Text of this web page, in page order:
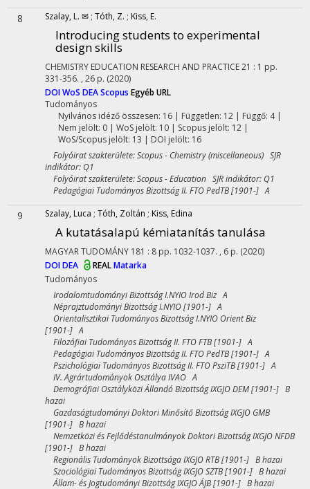
8 Szalay, L. ✉ ; Tóth, Z. ; Kiss, E.
Introducing students to experimental
design skills
CHEMISTRY EDUCATION RESEARCH AND PRACTICE21 : 1 pp.
331-356. , 26 p. (2020)
DOIWoS DEAScopus Egyéb URL
Tudományos
Nyilvános idéző összesen: 16| Független: 12 | Függő: 4 |
Nem jelölt: 0 | WoS jelölt: 10 | Scopus jelölt: 12 |
WoS/Scopus jelölt: 13 | DOI jelölt: 16
Folyóirat szakterülete: Scopus - Chemistry (miscellaneous) SJR
indikátor: Q1
Folyóirat szakterülete: Scopus - Education SJR indikátor: Q1
Pedagógiai Tudományos Bizottság II. FTO PedTB [1901-] A
9 Szalay, Luca ; Tóth, Zoltán ; Kiss, Edina
A kutatásalapú kémiatanítás tanulása
MAGYAR TUDOMÁNY 181 : 8 pp. 1032-1037. , 6 p. (2020)
DOIDEA REALMatarka
Tudományos
Irodalomtudományi Bizottság I.NYIO Irod Biz A
Néprajztudományi Bizottság I.NYIO [1901-] A
Orientalisztikai Tudományos Bizottság I.NYIO Orient Biz
[1901-] A
Filozófiai Tudományos Bizottság II. FTO FTB [1901-] A
Pedagógiai Tudományos Bizottság II. FTO PedTB [1901-] A
Pszichológiai Tudományos Bizottság II. FTO PsziTB [1901-] A
IV. Agrártudományok Osztálya IVAO A
Demográfiai Osztályközi Állandó Bizottság IXGJO DEM [1901-] B
hazai
Gazdaságtudományi Doktori Minősítő Bizottság IXGJO GMB
[1901-] B hazai
Nemzetközi és Fejlődéstanulmányok Doktori Bizottság IXGJO NFDB
[1901-] B hazai
Regionális Tudományok Bizottsága IXGJO RTB [1901-] B hazai
Szociológiai Tudományos Bizottság IXGJO SZTB [1901-] B hazai
Állam- és Jogtudományi Bizottság IXGJO ÁJB [1901-] B hazai